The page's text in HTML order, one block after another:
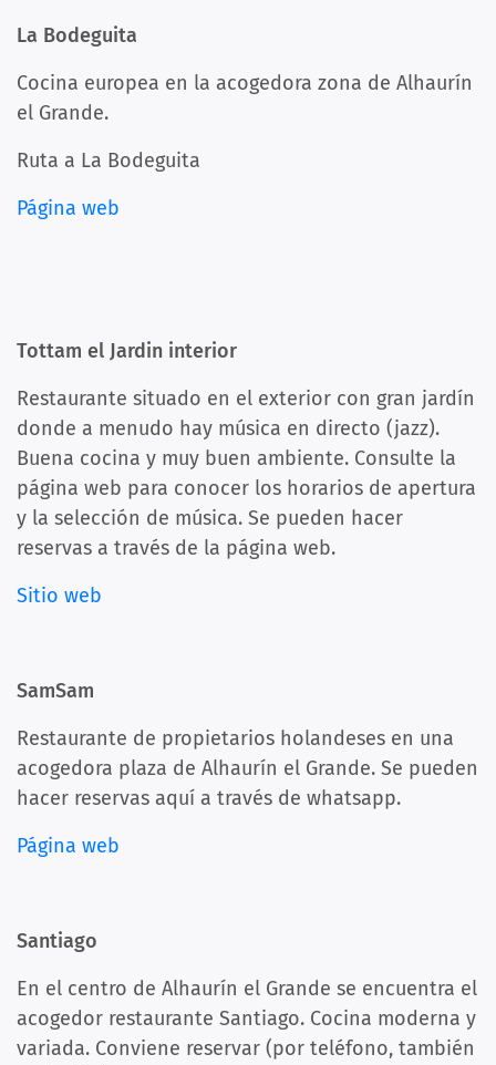
La Bodeguita
Cocina europea en la acogedora zona de Alhaurín
el Grande.
Ruta a La Bodeguita
Página web
Tottam el Jardin interior
Restaurante situado en el exterior con gran jardín
donde a menudo hay música en directo (jazz).
Buena cocina y muy buen ambiente. Consulte la
página web para conocer los horarios de apertura
y la selección de música. Se pueden hacer
reservas a través de la página web.
Sitio web
SamSam
Restaurante de propietarios holandeses en una
acogedora plaza de Alhaurín el Grande. Se pueden
hacer reservas aquí a través de whatsapp.
Página web
Santiago
En el centro de Alhaurín el Grande se encuentra el
acogedor restaurante Santiago. Cocina moderna y
variada. Conviene reservar (por teléfono, también